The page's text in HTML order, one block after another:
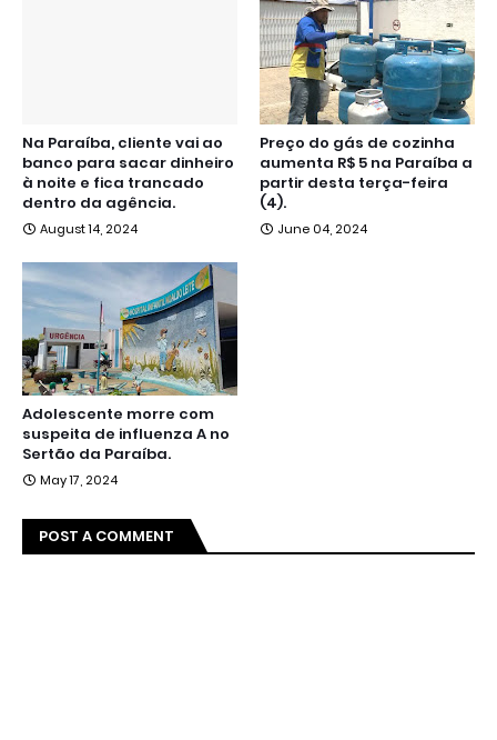
Na Paraíba, cliente vai ao
banco para sacar dinheiro
à noite e fica trancado
dentro da agência.
August 14, 2024
Preço do gás de cozinha
aumenta R$ 5 na Paraíba a
partir desta terça-feira
(4).
June 04, 2024
Adolescente morre com
suspeita de influenza A no
Sertão da Paraíba.
May 17, 2024
POST A COMMENT